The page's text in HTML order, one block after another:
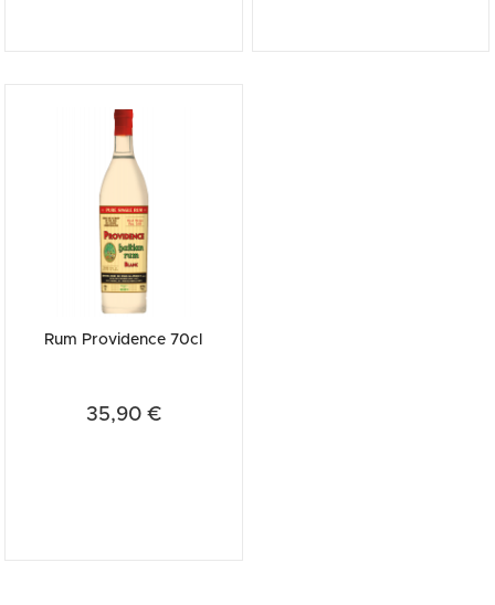
Rum Providence 70cl
35,90 €